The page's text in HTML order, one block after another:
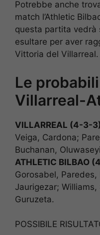
Potrebbe anche
match l’Athletic
questa partita vedrà
esultare per aver
Vittoria del Villarreal.
Le
Villarreal-
VILLARREAL (4-3-
Veiga, Cardona;
Buchanan,
ATHLETIC BILBAO
Gorosabel,
Jaurigezar;
Guruzeta.
POSSIBILE